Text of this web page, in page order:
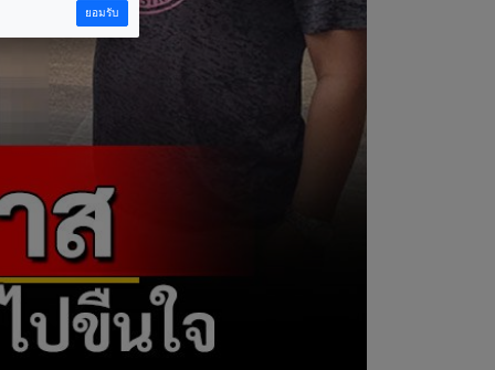
ยอมรับ